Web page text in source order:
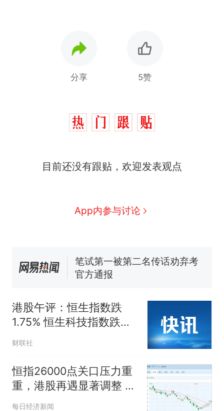
分享 5赞
目前还没有跟贴，欢迎发表观点
App内参与讨论
热
制裁瓜子饺子，美国怕什
号，仅凭视频评出？中国烹饪
140多朵
美国渔民钓获鲨鱼徒手将其拽
生
笔试第一被第二名传话劝弃考
官方通报
么？
港股午评：恒生指数跌
1.75% 恒生科技指数跌
1.87%
财联社
恒指26000点关口压力重
重，港股再遇显著调整 本
轮行情是反弹还是反转？
每日经济新闻